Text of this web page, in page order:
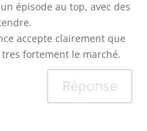
épisode au top, avec des
accepte clairement que
fortement le marché.
Réponse